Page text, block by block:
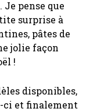
pense que
surprise à
pâtes de
jolie façon
!
disponibles,
ci et finalement